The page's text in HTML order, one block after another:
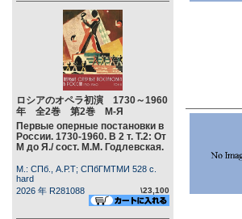
ロシアのオペラ初演 1730～1960
年 全2巻 第2巻 М-Я
Первые оперные постановки в
России. 1730-1960. В 2 т. Т.2: От
М до Я./ сост. М.М. Годлевская.
М.: СПб., А.Р.Т; СПбГМТМИ 528 c.
hard
2026 年 R281088
\23,100